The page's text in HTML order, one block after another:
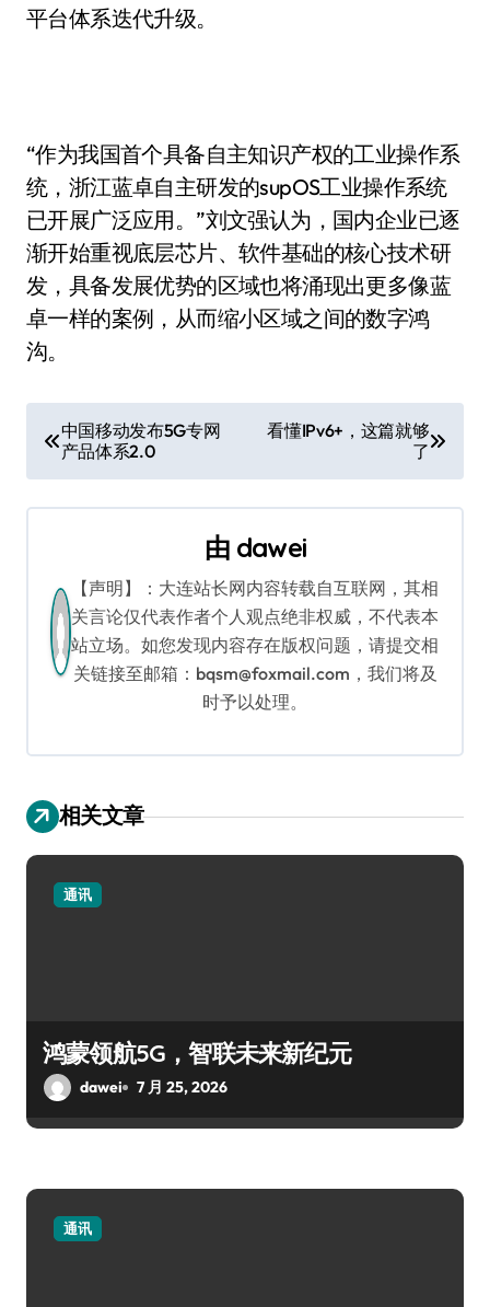
平台体系迭代升级。
“作为我国首个具备自主知识产权的工业操作系
统，浙江蓝卓自主研发的supOS工业操作系统
已开展广泛应用。”刘文强认为，国内企业已逐
渐开始重视底层芯片、软件基础的核心技术研
发，具备发展优势的区域也将涌现出更多像蓝
卓一样的案例，从而缩小区域之间的数字鸿
沟。
文
章
导
中国移动发布5G专网
产品体系2.0
看懂IPv6+，这篇就够
了
由 dawei
【声明】：大连站长网内容转载自互联网，其相
关言论仅代表作者个人观点绝非权威，不代表本
站立场。如您发现内容存在版权问题，请提交相
关链接至邮箱：bqsm@foxmail.com，我们将及
时予以处理。
相关文章
通讯
鸿蒙领航5G，智联未来新纪元
dawei 7 月 25, 2026
通讯